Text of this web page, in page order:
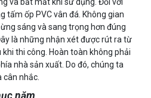
và bắt mắt khi sử dụng. Đối với
tấm ốp PVC vân đá. Không gian
sáng và sang trọng hơn đúng
là những nhận xét được rút ra từ
thi công. Hoàn toàn không phải
nhà sản xuất. Do đó, chúng ta
cân nhắc.